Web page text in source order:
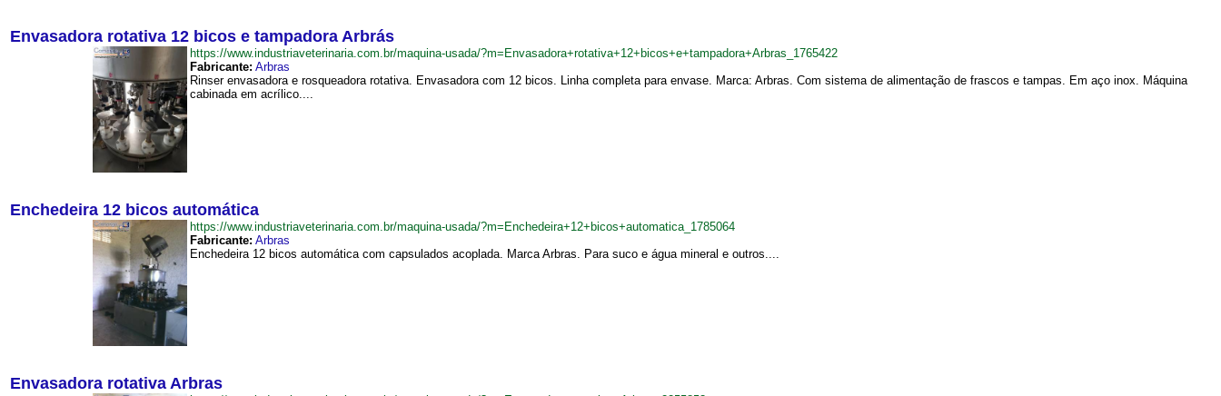
Envasadora rotativa 12 bicos e tampadora Arbrás
https://www.industriaveterinaria.com.br/maquina-usada/?m=Envasadora+rotativa+12+bicos+e+tampadora+Arbras_1765422
Fabricante: Arbras
Rinser envasadora e rosqueadora rotativa. Envasadora com 12 bicos. Linha completa para envase. Marca: Arbras. Com sistema de alimentação de frascos e tampas. Em aço inox. Máquina
cabinada em acrílico....
Enchedeira 12 bicos automática
https://www.industriaveterinaria.com.br/maquina-usada/?m=Enchedeira+12+bicos+automatica_1785064
Fabricante: Arbras
Enchedeira 12 bicos automática com capsulados acoplada. Marca Arbras. Para suco e água mineral e outros....
Envasadora rotativa Arbras